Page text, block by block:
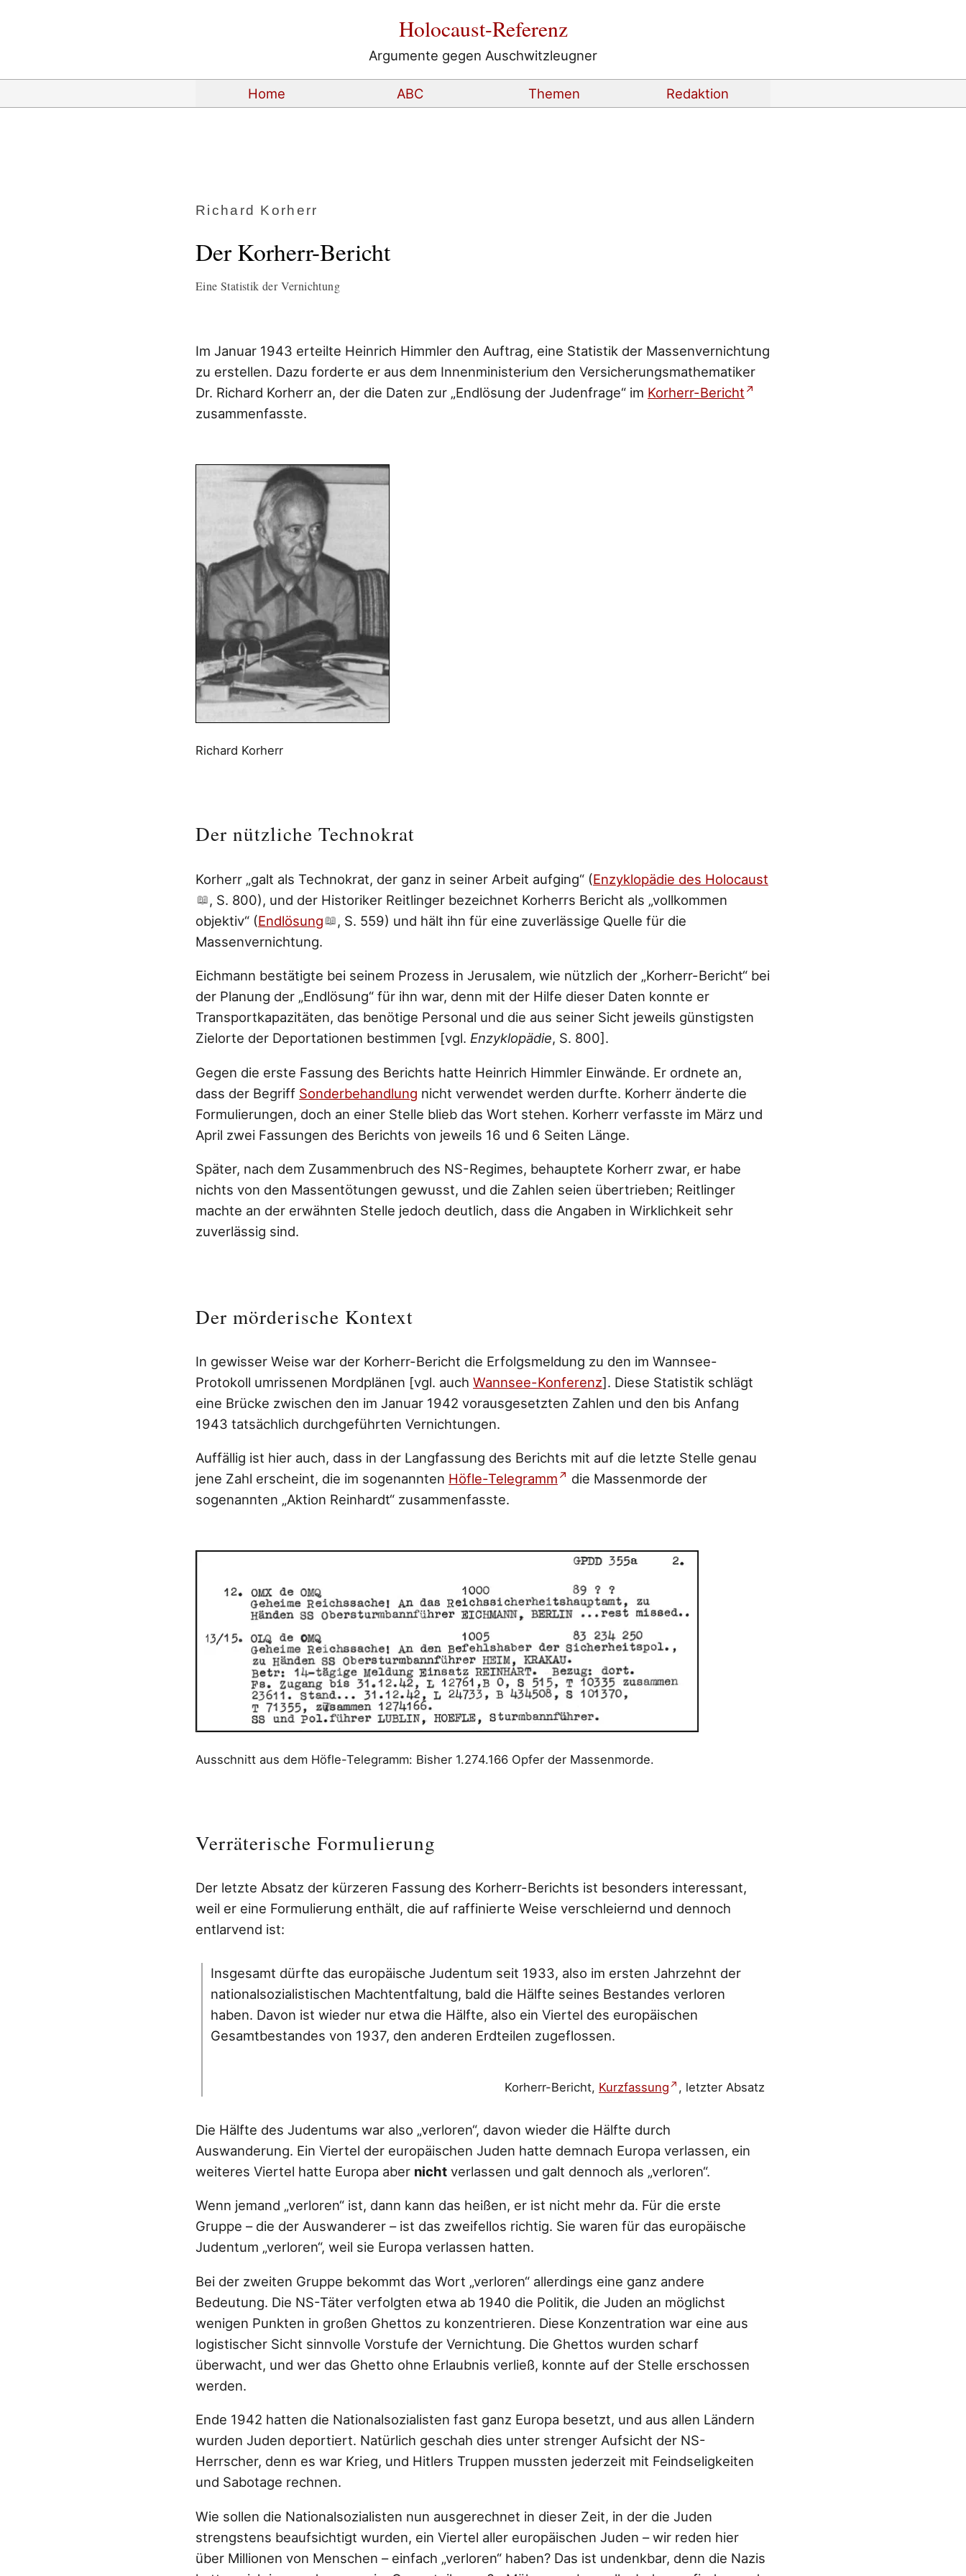
Holocaust-Referenz
Argumente gegen Auschwitzleugner
Home ABC Themen Redaktion
Richard Korherr
Der Korherr-Bericht
Eine Statistik der Vernichtung
Im Januar 1943 erteilte Heinrich Himmler den Auftrag, eine Statistik der Massenvernichtung
zu erstellen. Dazu forderte er aus dem Innenministerium den Versicherungsmathematiker
Dr. Richard Korherr an, der die Daten zur „Endlösung der Judenfrage“ im Korherr-Bericht
zusammenfasste.
Richard Korherr
Der nützliche Technokrat
Korherr „galt als Technokrat, der ganz in seiner Arbeit aufging“ (Enzyklopädie des Holocaust
, S. 800), und der Historiker Reitlinger bezeichnet Korherrs Bericht als „vollkommen
objektiv“ (Endlösung
, S. 559) und hält ihn für eine zuverlässige Quelle für die
Massenvernichtung.
Eichmann bestätigte bei seinem Prozess in Jerusalem, wie nützlich der „Korherr-Bericht“ bei
der Planung der „Endlösung“ für ihn war, denn mit der Hilfe dieser Daten konnte er
Transportkapazitäten, das benötige Personal und die aus seiner Sicht jeweils günstigsten
Zielorte der Deportationen bestimmen [vgl. Enzyklopädie, S. 800].
Gegen die erste Fassung des Berichts hatte Heinrich Himmler Einwände. Er ordnete an,
dass der Begriff Sonderbehandlung nicht verwendet werden durfte. Korherr änderte die
Formulierungen, doch an einer Stelle blieb das Wort stehen. Korherr verfasste im März und
April zwei Fassungen des Berichts von jeweils 16 und 6 Seiten Länge.
Später, nach dem Zusammenbruch des NS-Regimes, behauptete Korherr zwar, er habe
nichts von den Massentötungen gewusst, und die Zahlen seien übertrieben; Reitlinger
machte an der erwähnten Stelle jedoch deutlich, dass die Angaben in Wirklichkeit sehr
zuverlässig sind.
Der mörderische Kontext
In gewisser Weise war der Korherr-Bericht die Erfolgsmeldung zu den im Wannsee-
Protokoll umrissenen Mordplänen [vgl. auch Wannsee-Konferenz]. Diese Statistik schlägt
eine Brücke zwischen den im Januar 1942 vorausgesetzten Zahlen und den bis Anfang
1943 tatsächlich durchgeführten Vernichtungen.
Auffällig ist hier auch, dass in der Langfassung des Berichts mit auf die letzte Stelle genau
jene Zahl erscheint, die im sogenannten Höfle-Telegramm
die Massenmorde der
sogenannten „Aktion Reinhardt“ zusammenfasste.
Ausschnitt aus dem Höfle-Telegramm: Bisher 1.274.166 Opfer der Massenmorde.
Verräterische Formulierung
Der letzte Absatz der kürzeren Fassung des Korherr-Berichts ist besonders interessant,
weil er eine Formulierung enthält, die auf raffinierte Weise verschleiernd und dennoch
entlarvend ist:
Insgesamt dürfte das europäische Judentum seit 1933, also im ersten Jahrzehnt der
nationalsozialistischen Machtentfaltung, bald die Hälfte seines Bestandes verloren
haben. Davon ist wieder nur etwa die Hälfte, also ein Viertel des europäischen
Gesamtbestandes von 1937, den anderen Erdteilen zugeflossen.
Korherr-Bericht, Kurzfassung , letzter Absatz
Die Hälfte des Judentums war also „verloren“, davon wieder die Hälfte durch
Auswanderung. Ein Viertel der europäischen Juden hatte demnach Europa verlassen, ein
weiteres Viertel hatte Europa aber nicht verlassen und galt dennoch als „verloren“.
Wenn jemand „verloren“ ist, dann kann das heißen, er ist nicht mehr da. Für die erste
Gruppe – die der Auswanderer – ist das zweifellos richtig. Sie waren für das europäische
Judentum „verloren“, weil sie Europa verlassen hatten.
Bei der zweiten Gruppe bekommt das Wort „verloren“ allerdings eine ganz andere
Bedeutung. Die NS-Täter verfolgten etwa ab 1940 die Politik, die Juden an möglichst
wenigen Punkten in großen Ghettos zu konzentrieren. Diese Konzentration war eine aus
logistischer Sicht sinnvolle Vorstufe der Vernichtung. Die Ghettos wurden scharf
überwacht, und wer das Ghetto ohne Erlaubnis verließ, konnte auf der Stelle erschossen
werden.
Ende 1942 hatten die Nationalsozialisten fast ganz Europa besetzt, und aus allen Ländern
wurden Juden deportiert. Natürlich geschah dies unter strenger Aufsicht der NS-
Herrscher, denn es war Krieg, und Hitlers Truppen mussten jederzeit mit Feindseligkeiten
und Sabotage rechnen.
Wie sollen die Nationalsozialisten nun ausgerechnet in dieser Zeit, in der die Juden
strengstens beaufsichtigt wurden, ein Viertel aller europäischen Juden – wir reden hier
über Millionen von Menschen – einfach „verloren“ haben? Das ist undenkbar, denn die Nazis